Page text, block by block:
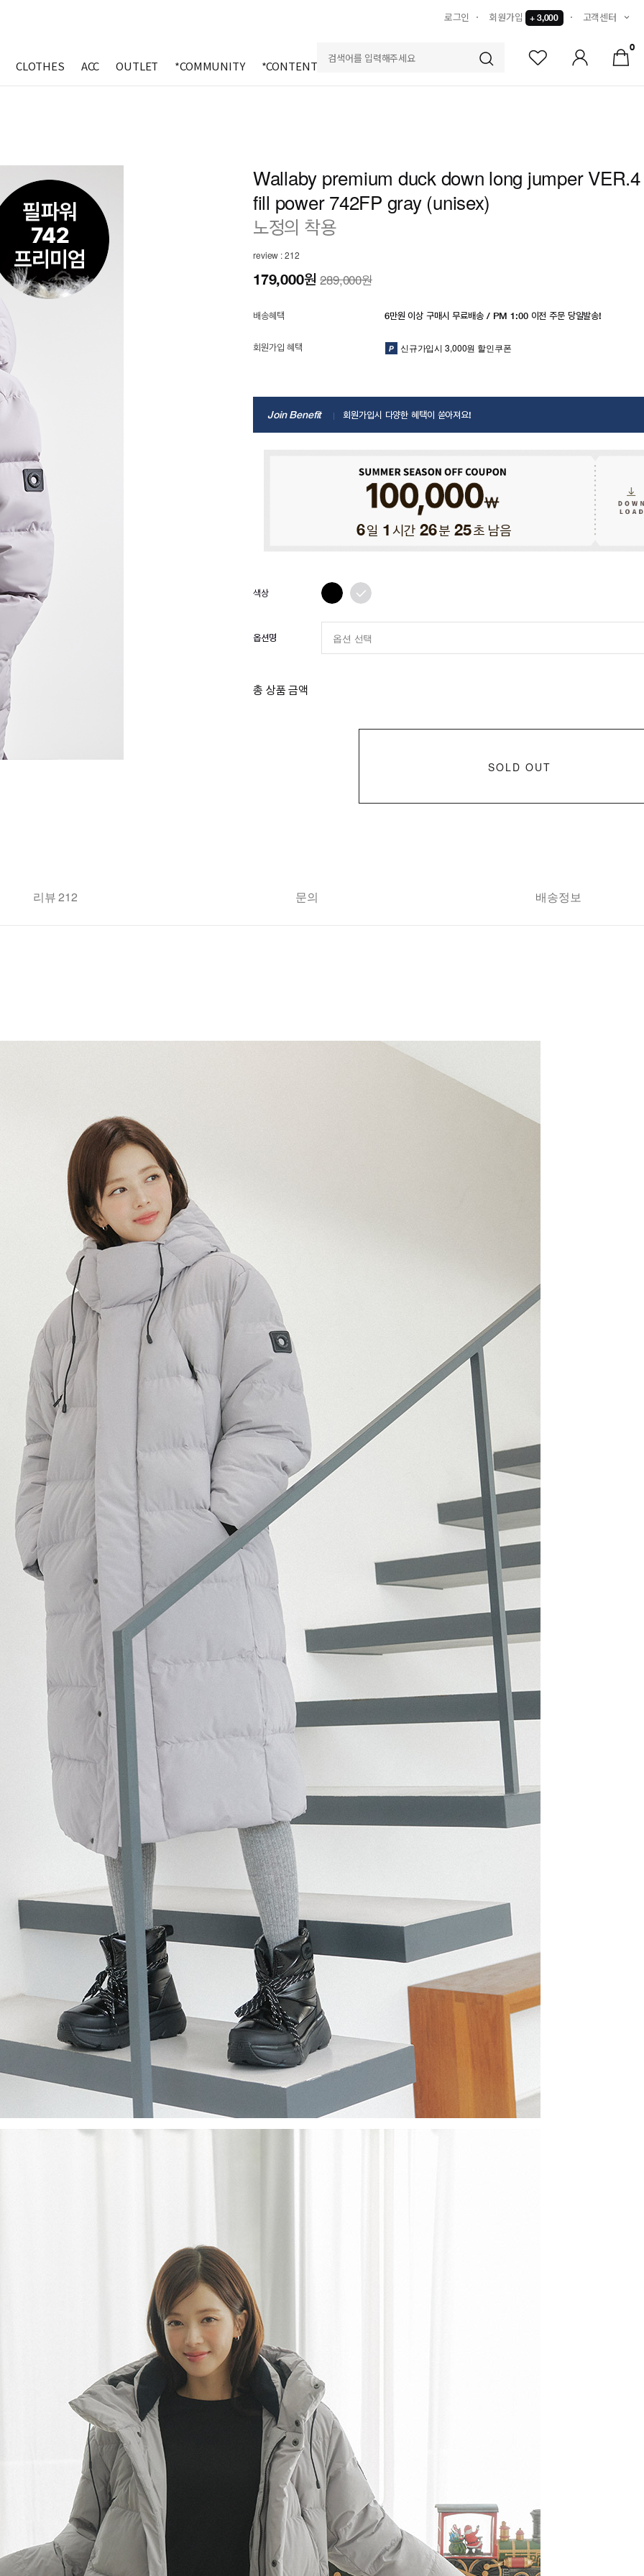
로그인 회원가입 + 3,000 고객센터
CLOTHES ACC OUTLET *COMMUNITY *CONTENTS
0
Wallaby premium duck down long jumper VER.4
fill power 742FP gray (unisex)
노정의 착용
review : 212
179,000원289,000원
배송혜택 6만원 이상 구매시 무료배송 / PM 1:00 이전 주문 당일발송!
회원가입 혜택 신규가입시 3,000원 할인쿠폰
Join Benefit 회원가입시 다양한 혜택이 쏟아져요!
6일 1시간 26분 23초 남음
옵션명
총 상품 금액
SOLD OUT
리뷰 212 문의 배송정보